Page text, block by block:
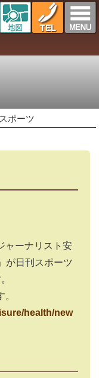
ポーツ
ャーナリスト安
が日刊スポーツ
health/new